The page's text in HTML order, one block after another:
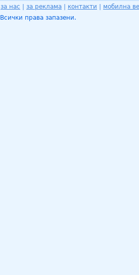
за нас за реклама контакти
мобилна
Всички права запазени.